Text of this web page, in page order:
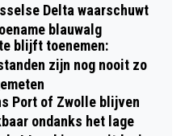
Delta waarschuwt
blauwalg
blijft toenemen:
zijn nog nooit zo
Port of Zwolle blijven
ondanks het lage